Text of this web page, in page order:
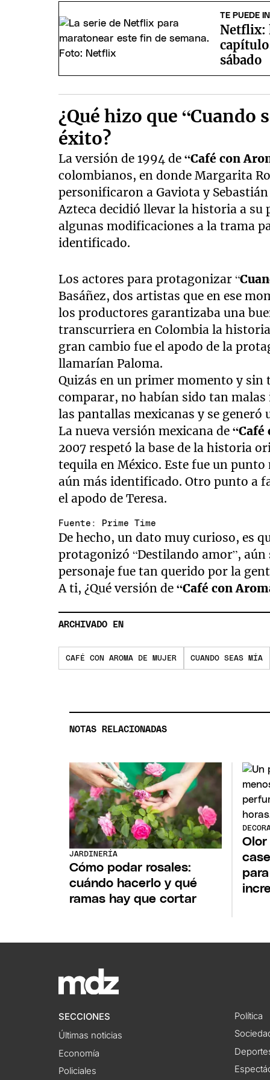
minutes,
secondsVolume
90%
TE PUEDE
Netflix:
sábado
¿Qué hizo que “Cuando
éxito?
La versión de 1994 de“Café con
colombianos, en donde Margarita
personificaron a Gaviota y
Azteca decidió llevar la historia a su
algunas modificaciones a la trama
identificado.
Los actores para protagonizar “
Basáñez, dos artistas que en ese
los productores garantizaba una
transcurriera en Colombia la
gran cambio fue el apodo de la
llamarían Paloma.
Quizás en un primer momento y sin
comparar, no habían sido tan malas
las pantallas mexicanas y se generó
La nueva versión mexicana de
2007 respetó la base de la historia
tequila en México. Este fue un
aún más identificado. Otro punto a
el apodo de Teresa.
Fuente: Prime Time
De hecho, un dato muy curioso, es
protagonizó “Destilando amor”, aún
personaje fue tan querido por la
A ti, ¿Qué versión de“Café con
ARCHIVADO EN
CAFÉ CON AROMA DE MUJER CUANDO SEAS MÍA
NOTAS RELACIONADAS
JARDINERÍA
Cómo podar rosales:
cuándo hacerlo y qué
ramas hay que cortar
SECCIONES
Últimas noticias
Economía
Policiales
Política